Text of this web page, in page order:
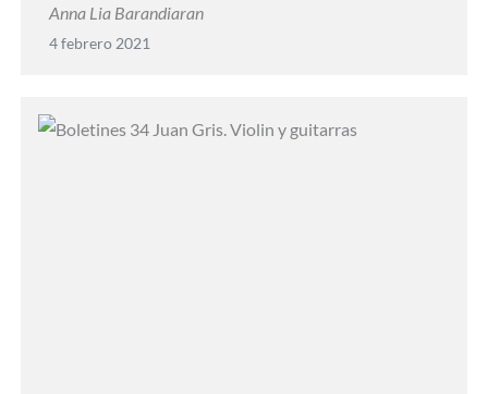
Anna Lia Barandiaran
4 febrero 2021